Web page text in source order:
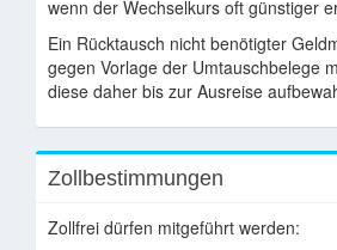
wenn der Wechselkurs oft günstiger
Ein Rücktausch nicht benötigter
gegen Vorlage der Umtauschbelege
diese daher bis zur Ausreise
Zollbestimmungen
Zollfrei dürfen mitgeführt werden: